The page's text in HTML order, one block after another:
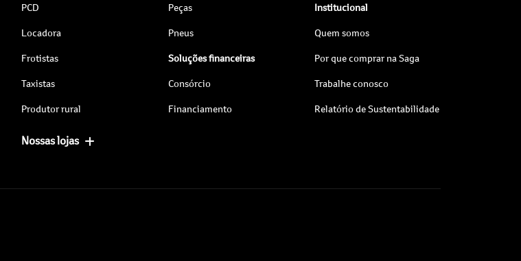
PCD
Locadora
Frotistas
Taxistas
Produtor rural
Peças
Pneus
Soluções financeiras
Consórcio
Financiamento
Institucional
Quem somos
Por que comprar na Saga
Trabalhe conosco
Relatório de Sustentabilidade
Nossas lojas